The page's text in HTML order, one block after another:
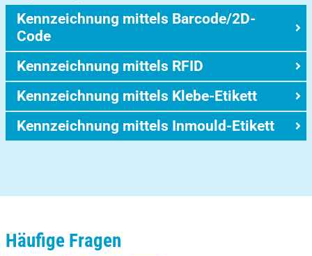
Kennzeichnung mittels Barcode/2D-
Code
Kennzeichnung mittels RFID
Kennzeichnung mittels Klebe-Etikett
Kennzeichnung mittels Inmould-Etikett
Häufige Fragen